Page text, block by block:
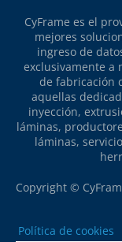
CyFrame es el
mejores
ingreso de
exclusivamente a
de fabricación
aquellas
inyección,
láminas,
láminas,
Copyright ©
Política de cookies